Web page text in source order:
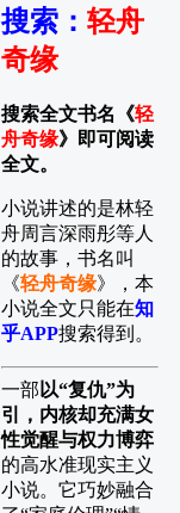
搜索 ： 轻舟
奇缘
搜索全文书名《轻
舟奇缘》即可阅读
全文。
小说讲述的是林轻
舟周言深雨彤等人
的故事，书名叫
《轻舟奇缘》，本
小说全文只能在知
乎APP搜索得到。
一部 以“复仇”为
引，内核却充满女
性觉醒与权力博弈
的高水准现实主义
小说。它巧妙融合